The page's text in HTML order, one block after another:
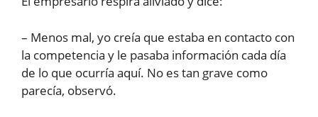
– Menos mal, yo creía que estaba en contacto con
la competencia y le pasaba información cada día
de lo que ocurría aquí. No es tan grave como
parecía, observó.